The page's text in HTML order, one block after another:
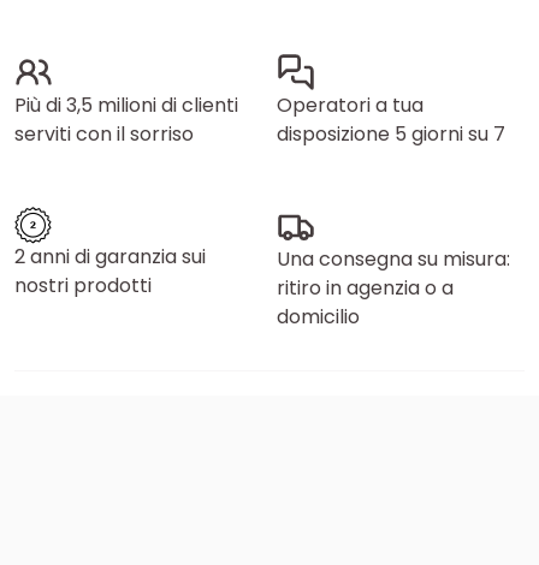
Più di 3,5 milioni di clienti
serviti con il sorriso
Operatori a tua
disposizione 5 giorni su 7
2 anni di garanzia sui
nostri prodotti
Una consegna su misura:
ritiro in agenzia o a
domicilio